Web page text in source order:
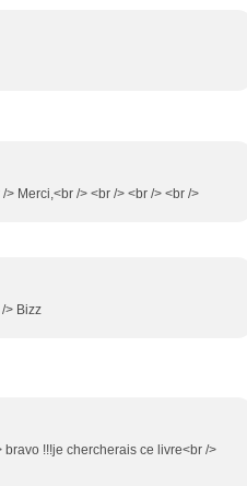
Merci,<br /> <br /> <br /> <br />
> Bizz
!!!je chercherais ce livre<br />